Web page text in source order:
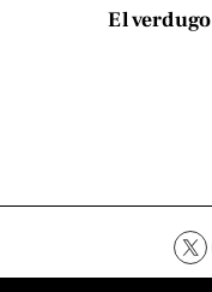
El
Contacto